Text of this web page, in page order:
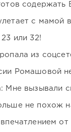
содержать
с мамой
или 32!
из
Ромашовой
Мне вызывали
не похож